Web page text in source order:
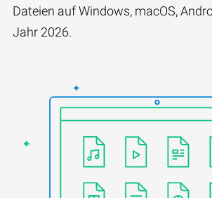
Dateien auf Windows, macOS,
Jahr 2026.